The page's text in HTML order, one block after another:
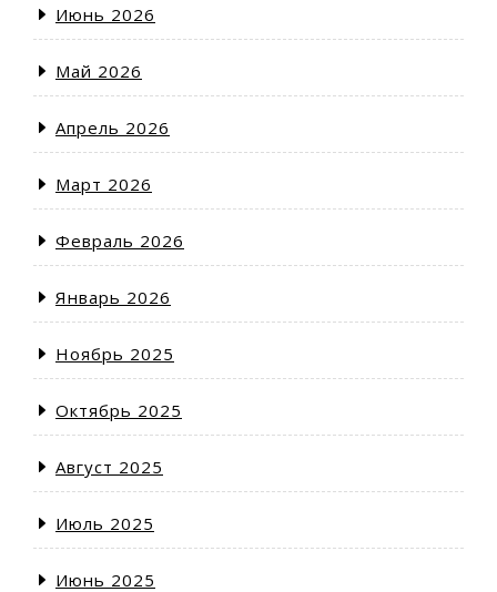
Июнь 2026
Май 2026
Апрель 2026
Март 2026
Февраль 2026
Январь 2026
Ноябрь 2025
Октябрь 2025
Август 2025
Июль 2025
Июнь 2025